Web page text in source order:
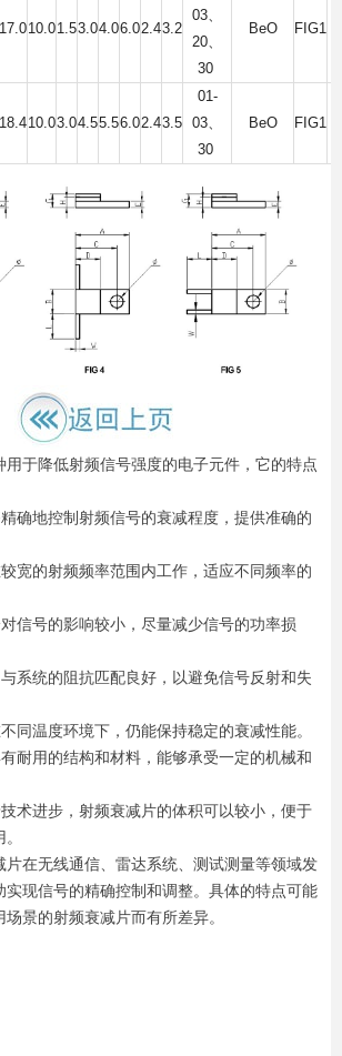
17.010.01.53.04.06.02.43.2
03、
20、
30
BeO FIG1
18.410.03.04.55.56.02.43.5
01-
03、
30
BeO FIG1
用于降低射频信号强度的电子元件，它的特点
确地控制射频信号的衰减程度，提供准确的
宽的射频频率范围内工作，适应不同频率的
信号的影响较小，尽量减少信号的功率损
系统的阻抗匹配良好，以避免信号反射和失
同温度环境下，仍能保持稳定的衰减性能。
耐用的结构和材料，能够承受一定的机械和
术进步，射频衰减片的体积可以较小，便于
片在无线通信、雷达系统、测试测量等领域发
实现信号的精确控制和调整。具体的特点可能
景的射频衰减片而有所差异。